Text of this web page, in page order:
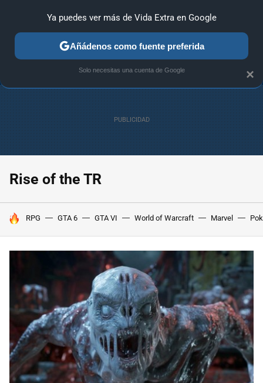
ANÁLISIS GUÍAS Y TRUCOS PC SONY NINTENDO
Rise of the TR
HOY SE HABLA DE
RPG GTA 6 GTA VI World of Warcraft Marvel
×
Ya puedes ver más de Vida Extra en Google
Añádenos como fuente preferida
Solo necesitas una cuenta de Google